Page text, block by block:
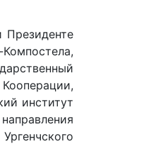
Президенте
институт